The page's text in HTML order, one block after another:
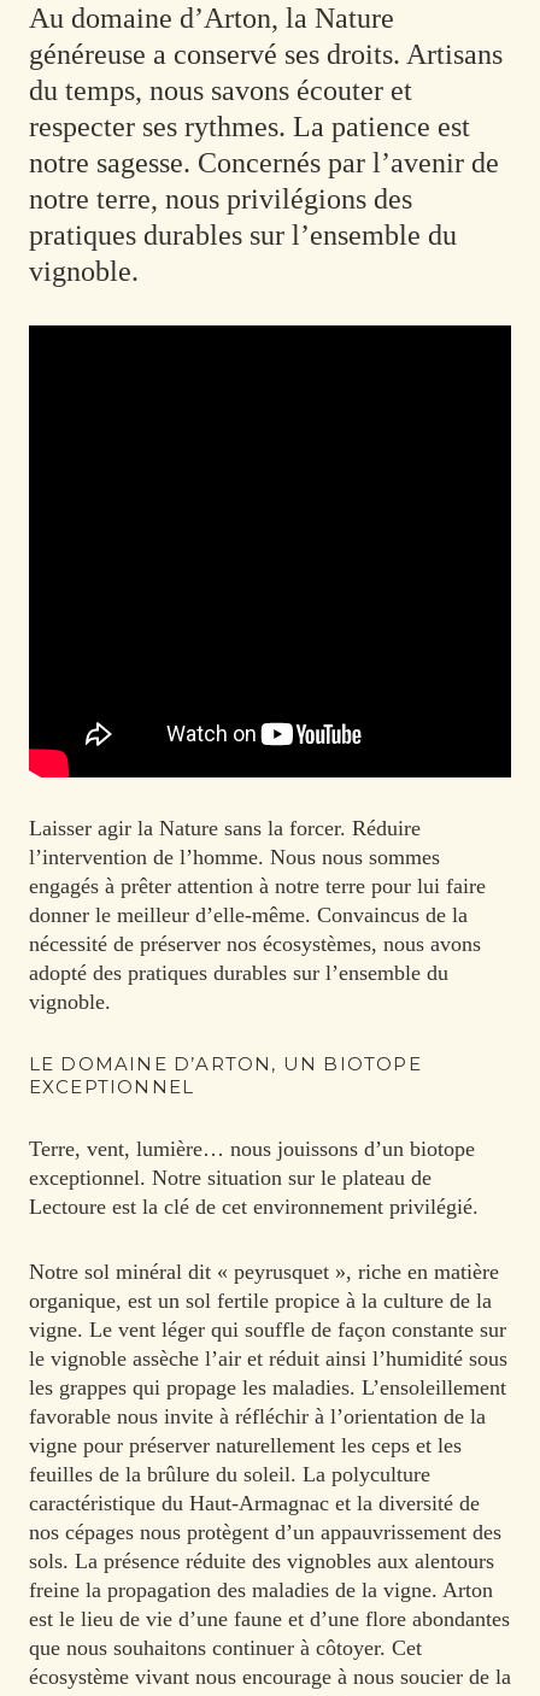
Au domaine d’Arton, la Nature
généreuse a conservé ses droits. Artisans
du temps, nous savons écouter et
respecter ses rythmes. La patience est
notre sagesse. Concernés par l’avenir de
notre terre, nous privilégions des
pratiques durables sur l’ensemble du
vignoble.
Laisser agir la Nature sans la forcer. Réduire
l’intervention de l’homme. Nous nous sommes
engagés à prêter attention à notre terre pour lui faire
donner le meilleur d’elle-même. Convaincus de la
nécessité de préserver nos écosystèmes, nous avons
adopté des pratiques durables sur l’ensemble du
vignoble.
LE DOMAINE D’ARTON, UN BIOTOPE
EXCEPTIONNEL
Terre, vent, lumière… nous jouissons d’un biotope
exceptionnel. Notre situation sur le plateau de
Lectoure est la clé de cet environnement privilégié.
Notre sol minéral dit « peyrusquet », riche en matière
organique, est un sol fertile propice à la culture de la
vigne. Le vent léger qui souffle de façon constante sur
le vignoble assèche l’air et réduit ainsi l’humidité sous
les grappes qui propage les maladies. L’ensoleillement
favorable nous invite à réfléchir à l’orientation de la
vigne pour préserver naturellement les ceps et les
feuilles de la brûlure du soleil. La polyculture
caractéristique du Haut-Armagnac et la diversité de
nos cépages nous protègent d’un appauvrissement des
sols. La présence réduite des vignobles aux alentours
freine la propagation des maladies de la vigne. Arton
est le lieu de vie d’une faune et d’une flore abondantes
que nous souhaitons continuer à côtoyer. Cet
écosystème vivant nous encourage à nous soucier de la